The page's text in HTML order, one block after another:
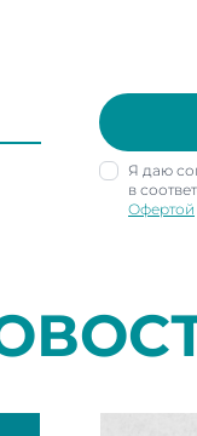
Я даю
в
Офертой